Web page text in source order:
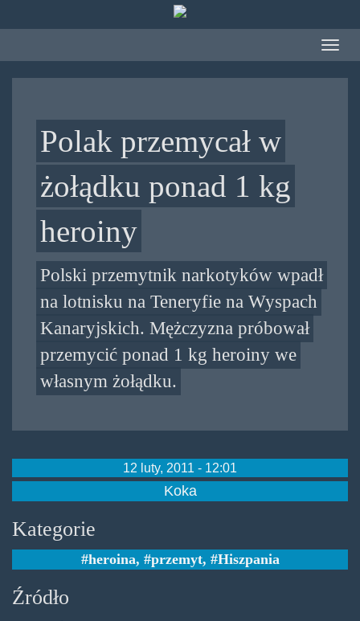
Toggle
Polak przemycał w
żołądku ponad 1 kg
heroiny
Polski przemytnik narkotyków wpadł
na lotnisku na Teneryfie na Wyspach
Kanaryjskich. Mężczyzna próbował
przemycić ponad 1 kg heroiny we
własnym żołądku.
12 luty, 2011 - 12:01
Koka
Kategorie
heroina, przemyt, Hiszpania
Źródło